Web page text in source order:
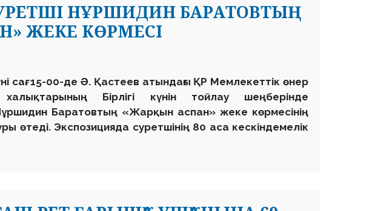
СУРЕТШІ НҰРШИДИН БАРАТОВТЫҢ
ЖЕКЕ КӨРМЕСІ
сағ. 15-00-де Ә. Қастеев атындағы ҚР Мемлекеттік өнер
Бірлігі күнін тойлау шеңберінде
Баратовтың «Жарқын аспан» жеке көрмесінің
өтеді. Экспозицияда суретшінің 80 аса кескіндемелік